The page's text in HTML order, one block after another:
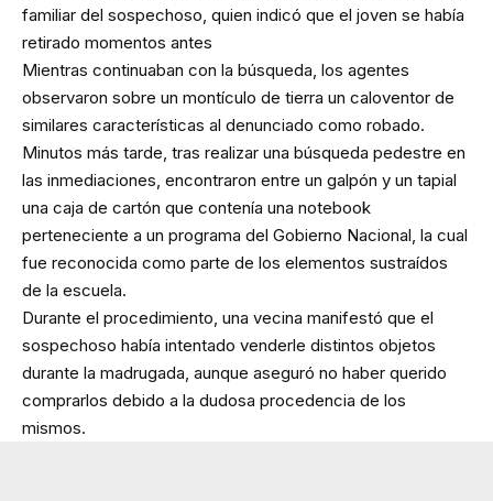
familiar del sospechoso, quien indicó que el joven se había
retirado momentos antes
Mientras continuaban con la búsqueda, los agentes
observaron sobre un montículo de tierra un caloventor de
similares características al denunciado como robado.
Minutos más tarde, tras realizar una búsqueda pedestre en
las inmediaciones, encontraron entre un galpón y un tapial
una caja de cartón que contenía una notebook
perteneciente a un programa del Gobierno Nacional, la cual
fue reconocida como parte de los elementos sustraídos
de la escuela.
Durante el procedimiento, una vecina manifestó que el
sospechoso había intentado venderle distintos objetos
durante la madrugada, aunque aseguró no haber querido
comprarlos debido a la dudosa procedencia de los
mismos.